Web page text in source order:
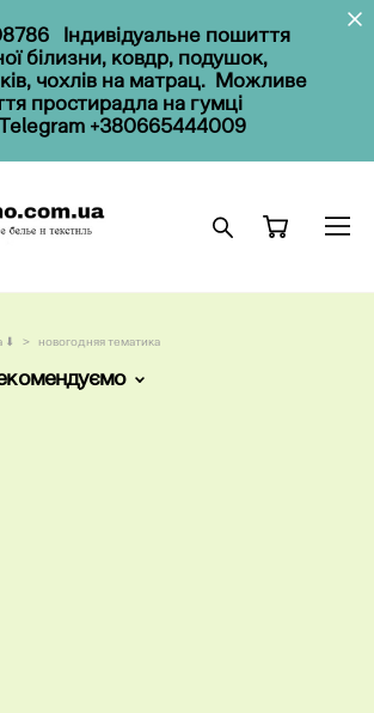
Індивідуальне пошиття
білизни, ковдр, подушок,
чохлів на матрац. Можливе
простирадла на гумці
+380665444009
⬇ > новогодняя тематика